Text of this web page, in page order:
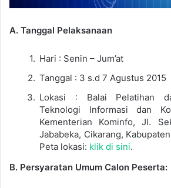
A. Tanggal Pelaksanaan
Hari : Senin – Jum’at
Tanggal : 3 s.d 7 Agustus 2015
Lokasi : Balai Pelatihan
Teknologi Informasi dan
Kementerian Kominfo, Jl.
Jababeka, Cikarang,
Peta lokasi: klik di sini.
B. Persyaratan Umum Calon Peserta: